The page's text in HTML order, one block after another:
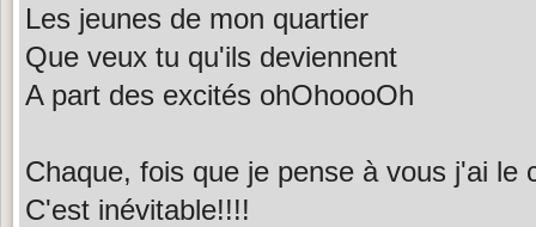
Les jeunes de mon quartier
Que veux tu qu'ils deviennent
A part des excités ohOhoooOh
Chaque, fois que je pense à vous j'ai le
C'est inévitable!!!!